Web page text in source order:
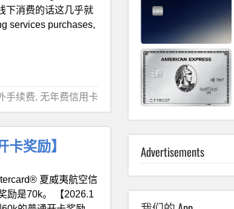
下消费的话这几乎就
services purchases,
手续费, 无年费信用卡
奖励】
夏威夷航空信
励是70k。 【2026.1
Advertisements